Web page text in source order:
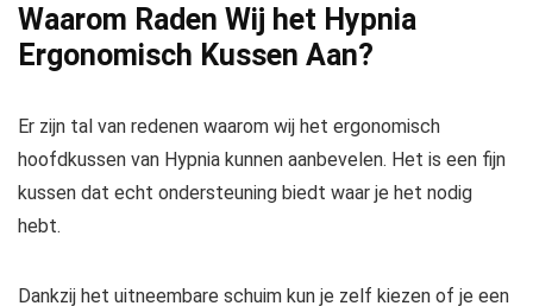
Waarom Raden Wij het Hypnia
Ergonomisch Kussen Aan?
Er zijn tal van redenen waarom wij het ergonomisch
hoofdkussen van Hypnia kunnen aanbevelen. Het is een fijn
kussen dat echt ondersteuning biedt waar je het nodig
hebt.
Dankzij het uitneembare schuim kun je zelf kiezen of je een